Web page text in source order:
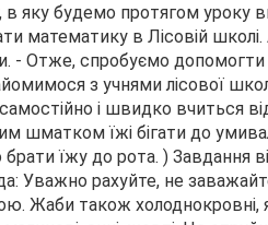
в яку будемо протягом уроку
математику в Лісовій
- Отже, спробуємо допомогти
з учнями лісової
і швидко вчиться
шматком їжі бігати до
брати їжу до рота. ) Завдання
Уважно рахуйте, не
Жаби також холоднокровні,